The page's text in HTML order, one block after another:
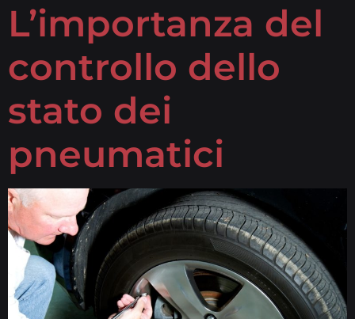
L’importanza del
controllo dello
stato dei
pneumatici